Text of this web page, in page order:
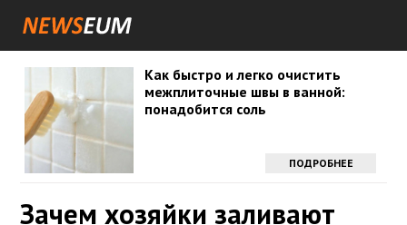
Как быстро и легко очистить
межплиточные швы в ванной:
понадобится соль
ПОДРОБНЕЕ
Зачем хозяйки заливают